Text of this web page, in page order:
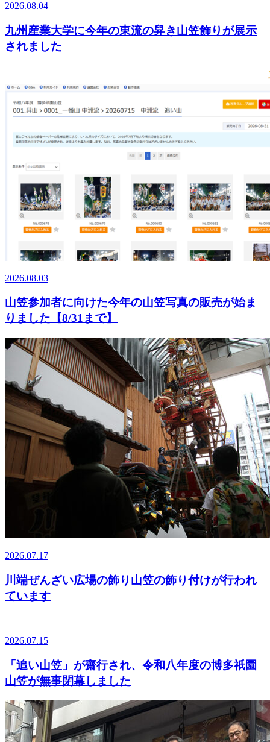
2026.08.04
九州産業大学に今年の東流の舁き山笠飾りが展示
されました
2026.08.03
山笠参加者に向けた今年の山笠写真の販売が始ま
りました【8/31まで】
2026.07.17
川端ぜんざい広場の飾り山笠の飾り付けが行われ
ています
2026.07.15
「追い山笠」が齋行され、令和八年度の博多祇園
山笠が無事閉幕しました